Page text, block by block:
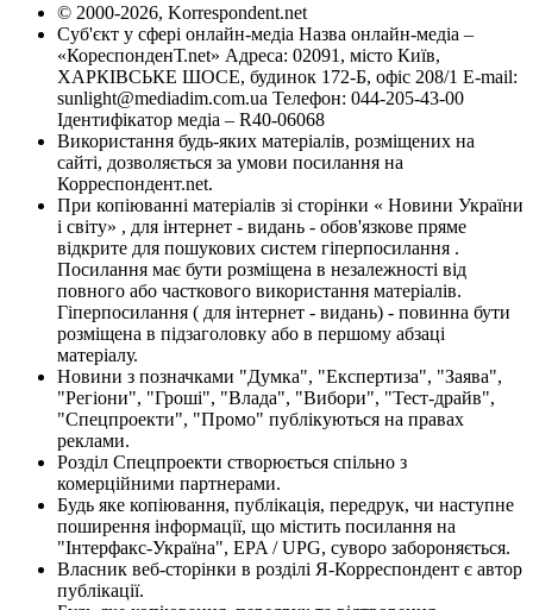
© 2000-2026, Korrespondent.net
Суб'єкт у сфері онлайн-медіа Назва онлайн-медіа –
«КореспонденТ.net» Адреса: 02091, місто Київ,
ХАРКІВСЬКЕ ШОСЕ, будинок 172-Б, офіс 208/1 E-mail:
sunlight@mediadim.com.ua Телефон: 044-205-43-00
Ідентифікатор медіа – R40-06068
Використання будь-яких матеріалів, розміщених на
сайті, дозволяється за умови посилання на
Корреспондент.net.
При копіюванні матеріалів зі сторінки « Новини України
і світу» , для інтернет - видань - обов'язкове пряме
відкрите для пошукових систем гіперпосилання .
Посилання має бути розміщена в незалежності від
повного або часткового використання матеріалів.
Гіперпосилання ( для інтернет - видань) - повинна бути
розміщена в підзаголовку або в першому абзаці
матеріалу.
Новини з позначками "Думка", "Експертиза", "Заява",
"Регіони", "Гроші", "Влада", "Вибори", "Тест-драйв",
"Спецпроекти", "Промо" публікуються на правах
реклами.
Розділ Спецпроекти створюється спільно з
комерційними партнерами.
Будь яке копіювання, публікація, передрук, чи наступне
поширення інформації, що містить посилання на
"Інтерфакс-Україна", EPA / UPG, суворо забороняється.
Власник веб-сторінки в розділі Я-Корреспондент є автор
публікації.